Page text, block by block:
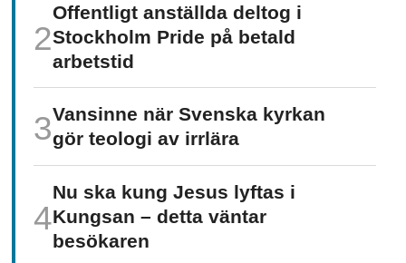
Offentligt anställda deltog i
Stockholm Pride på betald
arbetstid
Vansinne när Svenska kyrkan
gör teologi av irrlära
Nu ska kung Jesus lyftas i
Kungsan – detta väntar
besökaren